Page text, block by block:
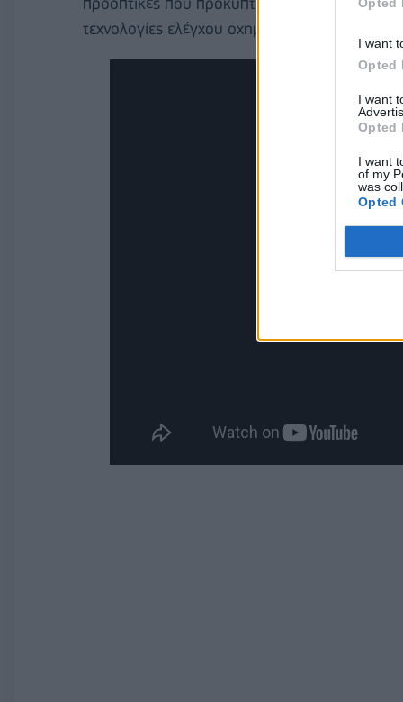
I want
Opted
I want
Opted
I want
of my
was
Opted
τεχνολογίες ελέγχου οχημάτων.